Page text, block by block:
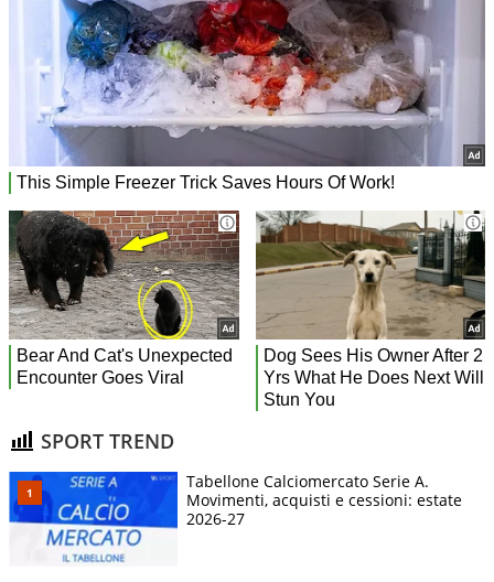
SPORT TREND
Tabellone Calciomercato Serie A.
Movimenti, acquisti e cessioni: estate
2026-27